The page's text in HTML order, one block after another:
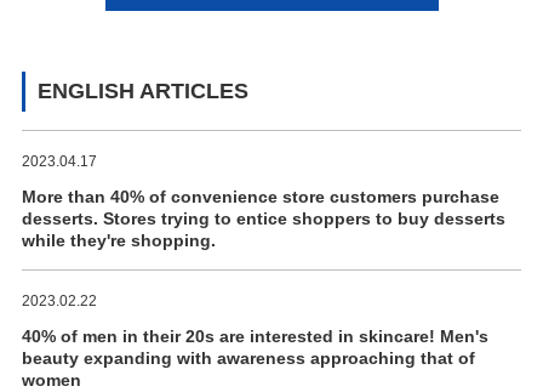
ENGLISH ARTICLES
2023.04.17
More than 40% of convenience store customers purchase
desserts. Stores trying to entice shoppers to buy desserts
while they're shopping.
2023.02.22
40% of men in their 20s are interested in skincare! Men's
beauty expanding with awareness approaching that of
women